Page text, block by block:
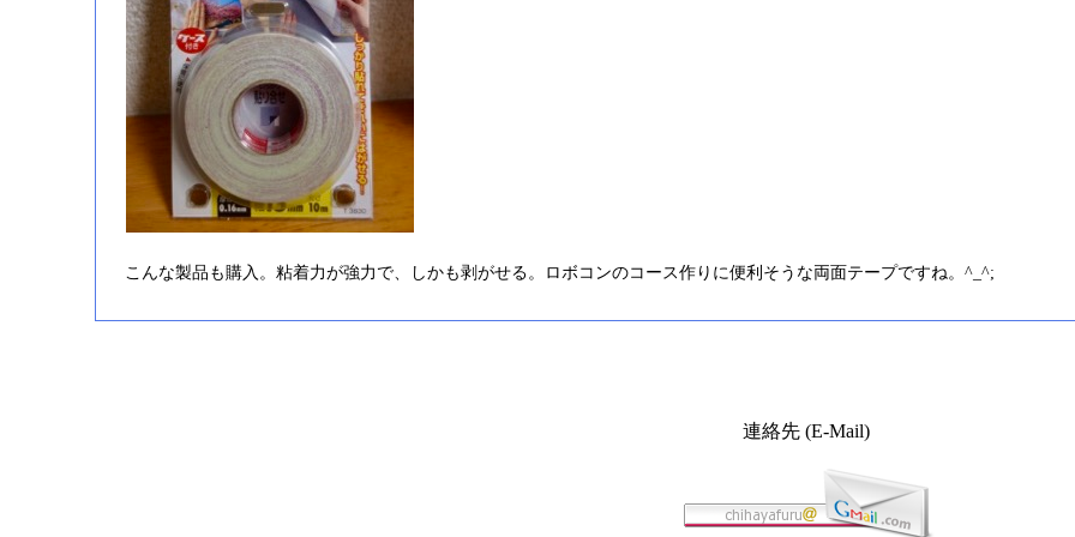
こんな製品も購入。粘着力が強力で、しかも剥がせる。ロボコンのコース作りに便利そうな両面テープですね。^_^;
連絡先 (E-Mail)